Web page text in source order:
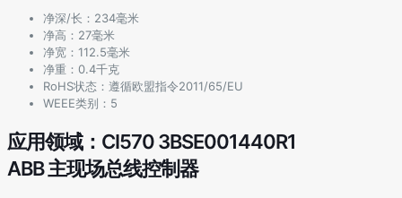
净深/长：234毫米
净高：27毫米
净宽：112.5毫米
净重：0.4千克
RoHS状态：遵循欧盟指令2011/65/EU
WEEE类别：5
应用领域：CI570 3BSE001440R1
ABB 主现场总线控制器